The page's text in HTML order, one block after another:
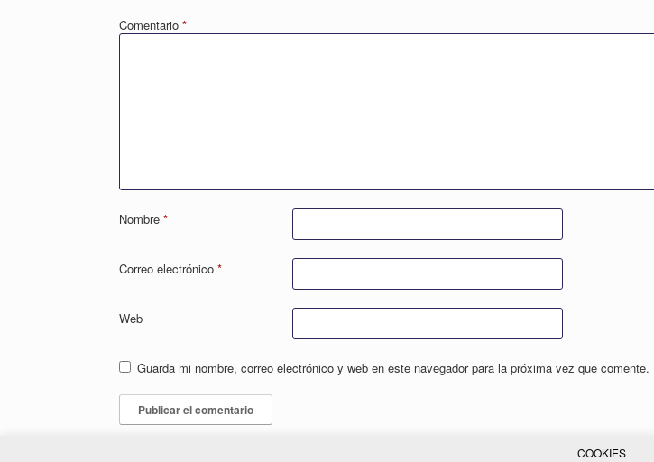
Comentario *
Nombre *
Correo electrónico *
Web
Guarda mi nombre, correo electrónico y web en este navegador para la próxima vez que comente.
COOKIES